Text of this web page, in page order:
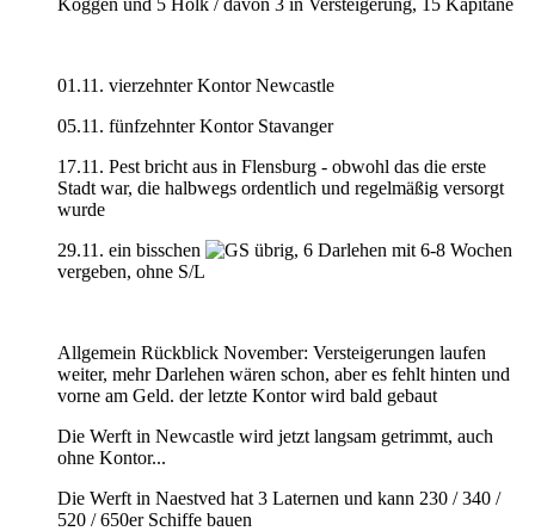
Koggen und 5 Holk / davon 3 in Versteigerung, 15 Kapitäne
01.11. vierzehnter Kontor Newcastle
05.11. fünfzehnter Kontor Stavanger
17.11. Pest bricht aus in Flensburg - obwohl das die erste
Stadt war, die halbwegs ordentlich und regelmäßig versorgt
wurde
29.11. ein bisschen
übrig, 6 Darlehen mit 6-8 Wochen
vergeben, ohne S/L
Allgemein Rückblick November: Versteigerungen laufen
weiter, mehr Darlehen wären schon, aber es fehlt hinten und
vorne am Geld. der letzte Kontor wird bald gebaut
Die Werft in Newcastle wird jetzt langsam getrimmt, auch
ohne Kontor...
Die Werft in Naestved hat 3 Laternen und kann 230 / 340 /
520 / 650er Schiffe bauen